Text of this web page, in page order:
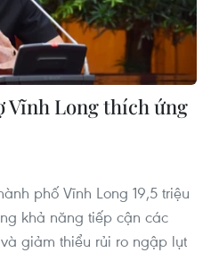
Vĩnh Long thích ứng
phố Vĩnh Long 19,5 triệu
khả năng tiếp cận các
giảm thiểu rủi ro ngập lụt